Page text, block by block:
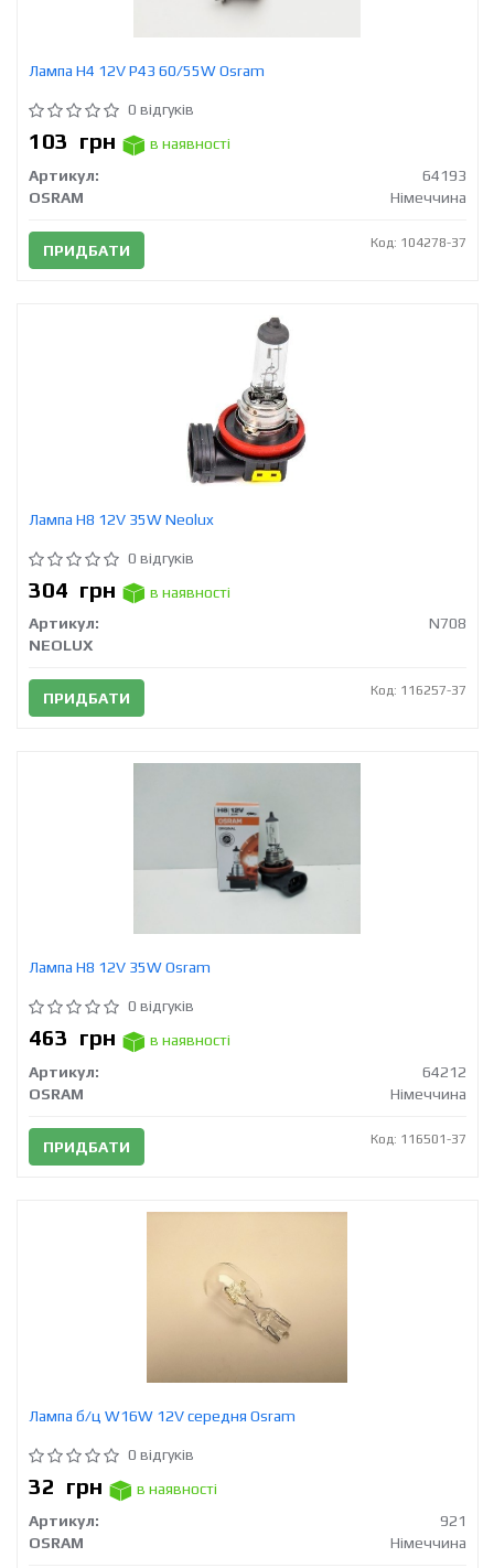
Лампа H4 12V Р43 60/55W Osram
0 відгуків
103 грн
в наявності
Артикул:
64193
OSRAM
Німеччина
ПРИДБАТИ Код: 104278-37
Лампа H8 12V 35W Neolux
0 відгуків
304 грн
в наявності
Артикул:
N708
NEOLUX
ПРИДБАТИ Код: 116257-37
Лампа H8 12V 35W Osram
0 відгуків
463 грн
в наявності
Артикул:
64212
OSRAM
Німеччина
ПРИДБАТИ Код: 116501-37
Лампа б/ц W16W 12V середня Osram
0 відгуків
32 грн
в наявності
Артикул:
921
OSRAM
Німеччина